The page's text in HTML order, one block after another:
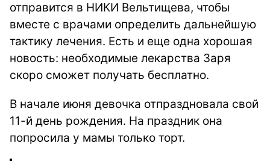
отправится в НИКИ Вельтищева, чтобы
вместе с врачами определить дальнейшую
тактику лечения. Есть и еще одна хорошая
новость: необходимые лекарства Заря
скоро сможет получать бесплатно.
В начале июня девочка отпраздновала свой
11-й день рождения. На праздник она
попросила у мамы только торт.